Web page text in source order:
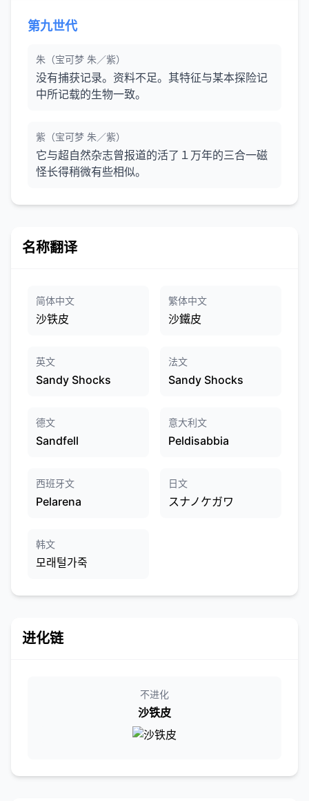
第九世代
朱（宝可梦 朱／紫）
没有捕获记录。资料不足。其特征与某本探险记
中所记载的生物一致。
紫（宝可梦 朱／紫）
它与超自然杂志曾报道的活了１万年的三合一磁
怪长得稍微有些相似。
名称翻译
简体中文
沙铁皮
繁体中文
沙鐵皮
英文
Sandy Shocks
法文
Sandy Shocks
德文
Sandfell
意大利文
Peldisabbia
西班牙文
Pelarena
日文
スナノケガワ
韩文
모래털가죽
进化链
不进化
沙铁皮